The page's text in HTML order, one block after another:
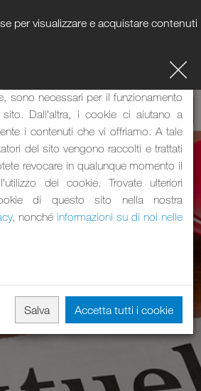
per visualizzare e acquistare contenuti
dei cookie. Questi svolgono due
sono necessari per il funzionamento
Dall’altra, i cookie ci aiutano a
i contenuti che vi offriamo. A tale
del sito vengono raccolti e trattati
revocare in qualunque momento il
dei cookie. Trovate ulteriori
di questo sito nella nostra
, nonché informazioni su di noi nelle
Salva Accetta tutti i cookie